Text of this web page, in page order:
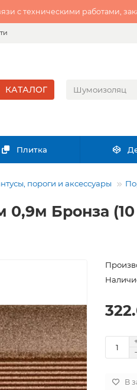
с техническими работами,
КАТАЛОГ
Плитка
пороги и аксессуары
Бронза (10
В